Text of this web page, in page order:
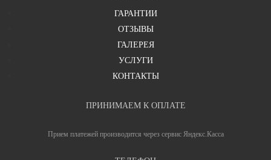
ГАРАНТИИ
ОТЗЫВЫ
ГАЛЕРЕЯ
УСЛУГИ
КОНТАКТЫ
ПРИНИМАЕМ К ОПЛАТЕ
Прием платежей производится через сервис Яндекс.Касса